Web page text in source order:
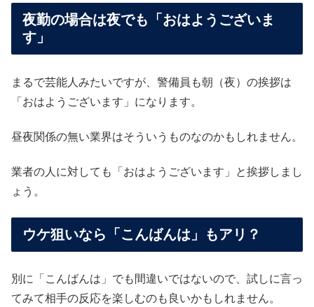
夜勤の場合は夜でも「おはようございま
す」
まるで芸能人みたいですが、警備員も朝（夜）の挨拶は
「おはようございます」になります。
昼夜関係の無い業界はそういうものなのかもしれません。
業者の人に対しても「おはようございます」と挨拶しまし
ょう。
ウケ狙いなら「こんばんは」もアリ？
別に「こんばんは」でも間違いではないので、試しに言っ
てみて相手の反応を楽しむのも良いかもしれません。